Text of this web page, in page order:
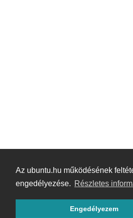
Az ubuntu.hu működésének
engedélyezése. Részletes
Engedélyezem